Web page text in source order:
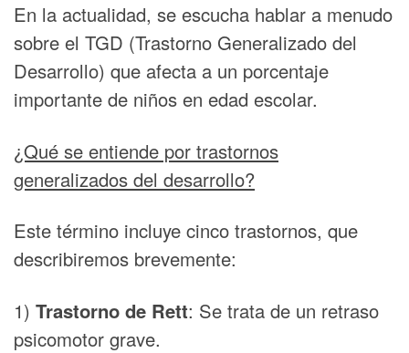
En la actualidad, se escucha hablar a menudo
sobre el TGD (Trastorno Generalizado del
Desarrollo) que afecta a un porcentaje
importante de niños en edad escolar.
¿Qué se entiende por trastornos
generalizados del desarrollo?
Este término incluye cinco trastornos, que
describiremos brevemente:
1) Trastorno de Rett: Se trata de un retraso
psicomotor grave.